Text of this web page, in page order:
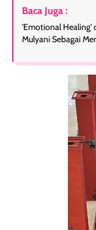
Baca Juga :
'Emotional Healing'
Mulyani Sebagai